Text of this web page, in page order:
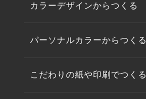
カラーデザインからつくる
パーソナルカラーからつくる
こだわりの紙や印刷でつくる